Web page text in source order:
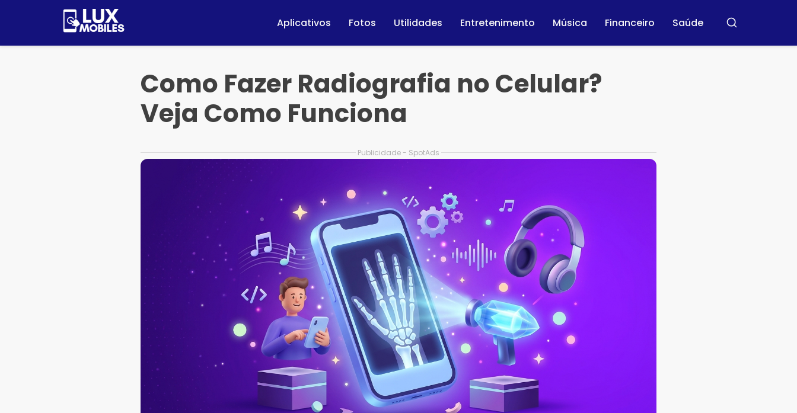
Aplicativos Fotos Utilidades Entretenimento Música Financeiro Saúde Buscar
Como Fazer Radiografia no Celular?
Veja Como Funciona
Publicidade - SpotAds